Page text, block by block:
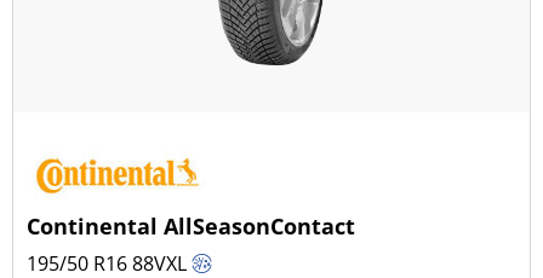
Continental AllSeasonContact
195/50 R1688VXL